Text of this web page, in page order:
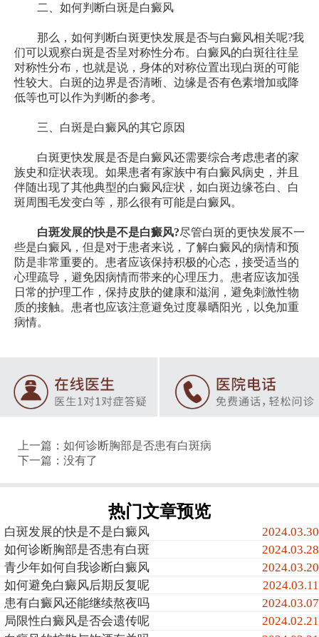
二、如何判断白斑是白癜风
那么，如何判断白斑更快发展是否与白癜风相关呢?我
们可以观察白斑是否呈对称性分布。白癜风的白斑往往呈
对称性分布，也就是说，身体的对称位置出现白斑的可能
性较大。白斑的边界是否清晰、边缘是否有色素增加或降
低等也可以作为判断的参考。
三、白斑是白癜风的其它原因
白斑更快发展是否是白癜风还需要综合考虑患者的家
族史和症状表现。如果患者有家族中有白癜风病史，并且
伴随出现了其他典型的白癜风症状，如白斑边缘苍白、白
斑周围毛发变白等，那么很有可能是白癜风。
白斑发展的快是不是白癜风?尽管白斑的更快发展不一
些是白癜风，但是对于患者来说，了解白癜风的病情和预
防是非常重要的。患者应该保持积极的心态，接受适当的
心理疏导，避免因病情而带来的心理压力。患者应该加强
日常的护理工作，保持皮肤的健康和滋润，避免刺激性物
质的接触。患者也应该注意避免过度暴晒阳光，以免加重
病情。
上一篇： 如何诊断胸部是否患有白斑病
下一篇：没有了
热门文章预览
白斑发展的快是不是白癜风
2024.03.30
如何诊断胸部是否患有白斑
2024.03.28
青少年如何自我诊断白癜风
2024.03.20
如何避免白癜风后期反复呢
2024.03.11
患有白癜风还能继续熬夜吗
2024.03.07
局限性白癜风是否会遗传呢
2024.02.21